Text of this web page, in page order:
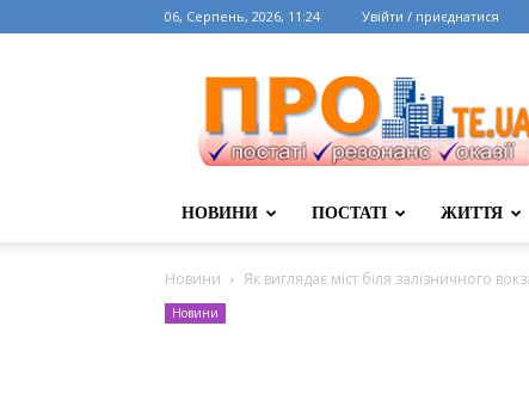
06, Серпень, 2026, 11:24 Увійти / приєднатися
НОВИНИ ПОСТАТІ ЖИТТЯ
Новини Як виглядає міст біля залізничного
Новини